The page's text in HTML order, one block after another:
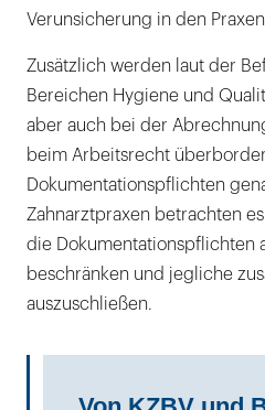
Verunsicherung in den
Zusätzlich werden laut der
Bereichen Hygiene und
aber auch bei der
beim Arbeitsrecht
Dokumentationspflichten
Zahnarztpraxen betrachten
die Dokumentationspflichten
beschränken und jegliche
auszuschließen.